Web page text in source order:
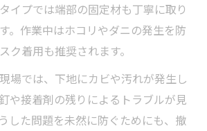
イプでは端部の固定材も丁寧に取り
。作業中はホコリやダニの発生を防
ク着用も推奨されます。
場では、下地にカビや汚れが発生し
や接着剤の残りによるトラブルが見
した問題を未然に防ぐためにも、撤